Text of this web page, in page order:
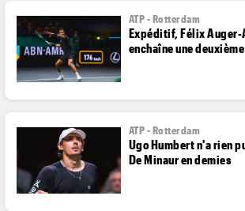
ATP - Rotterdam
Expéditif, Félix
enchaîne une
ATP - Rotterdam
Ugo Humbert n'a rien
De Minaur en demies